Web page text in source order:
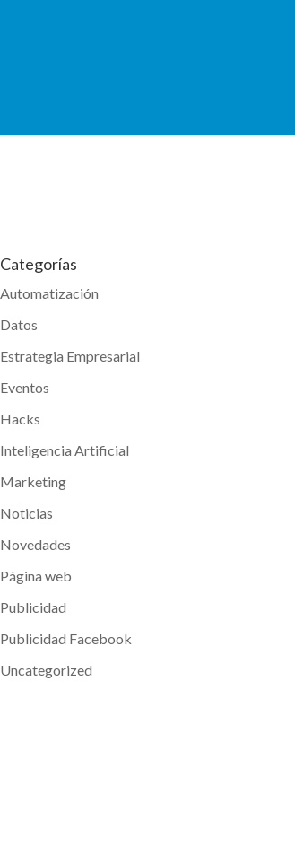
Categorías
Automatización
Datos
Estrategia Empresarial
Eventos
Hacks
Inteligencia Artificial
Marketing
Noticias
Novedades
Página web
Publicidad
Publicidad Facebook
Uncategorized